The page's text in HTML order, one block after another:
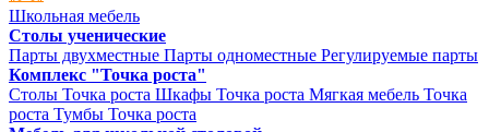
Школьная мебель
Столы ученические
Парты двухместные Парты одноместные Регулируемые парты
Комплекс "Точка роста"
Столы Точка роста Шкафы Точка роста Мягкая мебель Точка
роста Тумбы Точка роста